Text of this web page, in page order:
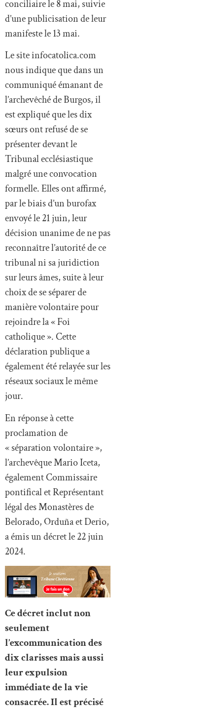
conciliaire le 8 mai, suivie
d’une publicisation de leur
manifeste le 13 mai.
Le site infocatolica.com
nous indique que dans un
communiqué émanant de
l’archevêché de Burgos, il
est expliqué que les dix
sœurs ont refusé de se
présenter devant le
Tribunal ecclésiastique
malgré une convocation
formelle. Elles ont affirmé,
par le biais d’un burofax
envoyé le 21 juin, leur
décision unanime de ne pas
reconnaître l’autorité de ce
tribunal ni sa juridiction
sur leurs âmes, suite à leur
choix de se séparer de
manière volontaire pour
rejoindre la « Foi
catholique ». Cette
déclaration publique a
également été relayée sur les
réseaux sociaux le même
jour.
En réponse à cette
proclamation de
« séparation volontaire »,
l’archevêque Mario Iceta,
également Commissaire
pontifical et Représentant
légal des Monastères de
Belorado, Orduña et Derio,
a émis un décret le 22 juin
2024.
Ce décret inclut non
seulement
l’excommunication des
dix clarisses mais aussi
leur expulsion
immédiate de la vie
consacrée. Il est précisé